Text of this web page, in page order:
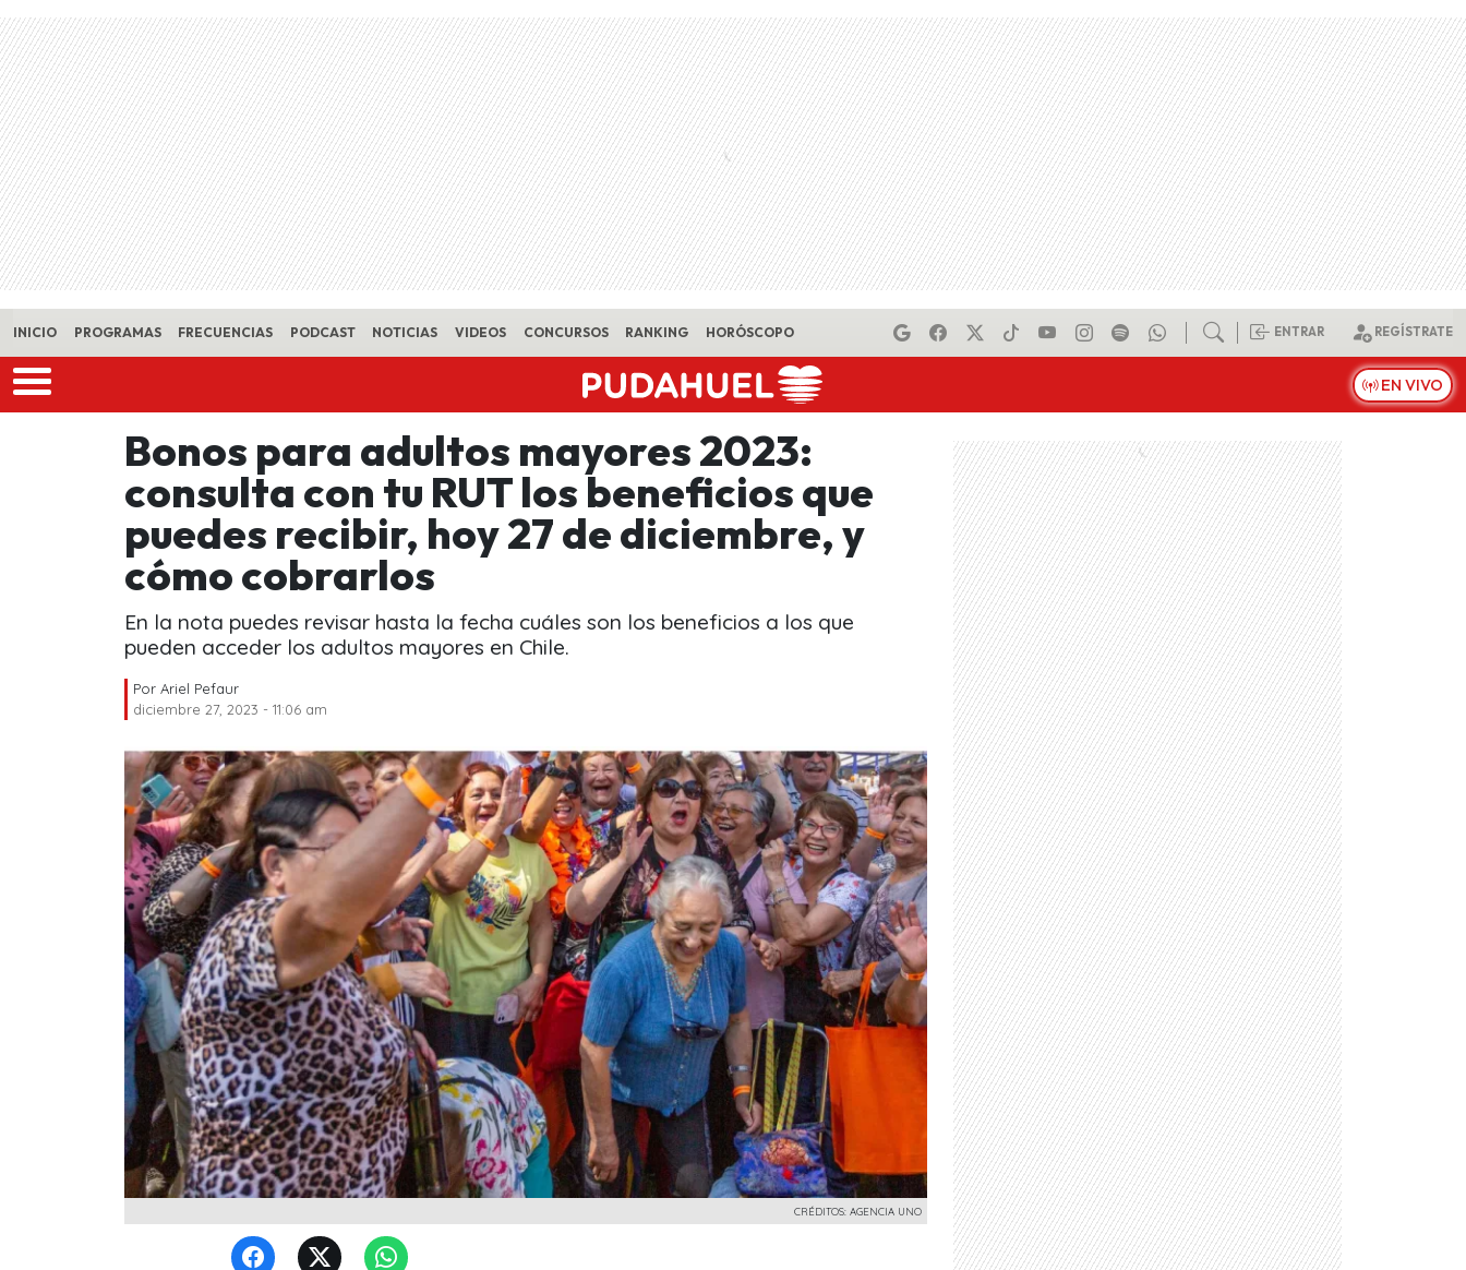
Skip to main content
INICIO PROGRAMAS FRECUENCIAS PODCAST NOTICIAS VIDEOS CONCURSOS RANKING HORÓSCOPO ENTRAR REGÍSTRATE
EN VIVO
Bonos para adultos mayores 2023:
consulta con tu RUT los beneficios que
puedes recibir, hoy 27 de diciembre, y
cómo cobrarlos
En la nota puedes revisar hasta la fecha cuáles son los beneficios a los que
pueden acceder los adultos mayores en Chile.
Por Ariel Pefaur
diciembre 27, 2023 - 11:06 am
CRÉDITOS: AGENCIA UNO